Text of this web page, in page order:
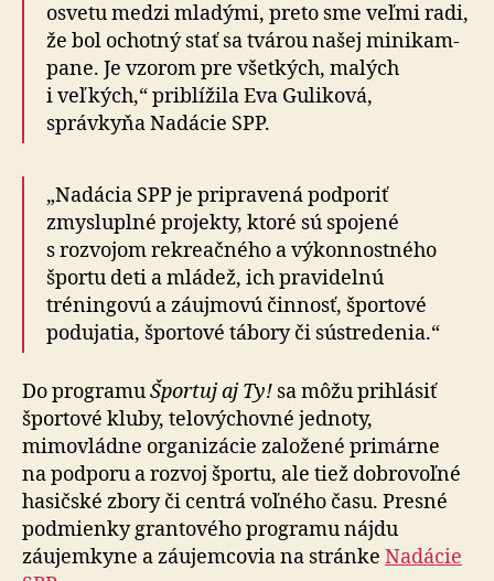
osvetu medzi mladými, preto sme veľmi radi,
že bol ochotný stať sa tvárou našej mini­kam­
pane. Je vzorom pre všetkých, malých
i veľkých,“ priblížila Eva Guliková,
správkyňa Nadácie SPP.
„Nadácia SPP je pripravená podporiť
zmysluplné projekty, ktoré sú spojené
s rozvojom rekreačného a výkonnostného
športu deti a mládež, ich pravidelnú
tréningovú a záujmovú činnosť, športové
podujatia, športové tábory či sústredenia.“
Do programuŠportuj aj Ty! sa môžu prihlásiť
športové kluby, telovýchovné jednoty,
mimovládne organizácie založené primárne
na podporu a rozvoj športu, ale tiež dobrovoľné
hasičské zbory či centrá voľného času. Presné
podmienky grantového programu nájdu
záujemkyne a záujemcovia na stránke Nadácie